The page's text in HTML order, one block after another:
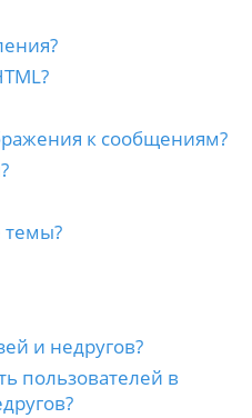
к сообщениям?
темы?
и недругов?
пользователей в